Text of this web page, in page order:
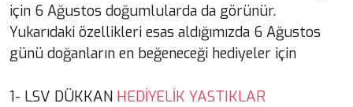
için 6 Ağustos doğumlularda da görünür.
Yukarıdaki özellikleri esas aldığımızda 6 Ağustos
günü doğanların en beğeneceği hediyeler için
1- LSV DÜKKAN HEDİYELİK YASTIKLAR